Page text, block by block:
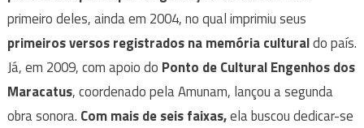
primeiro deles, ainda em 2004, no qual imprimiu seus
primeiros versos registrados na memória culturaldo país.
Já, em 2009, com apoio do Ponto de Cultural Engenhos dos
Maracatus, coordenado pela Amunam, lançou a segunda
obra sonora. Com mais de seis faixas,ela buscou dedicar-se